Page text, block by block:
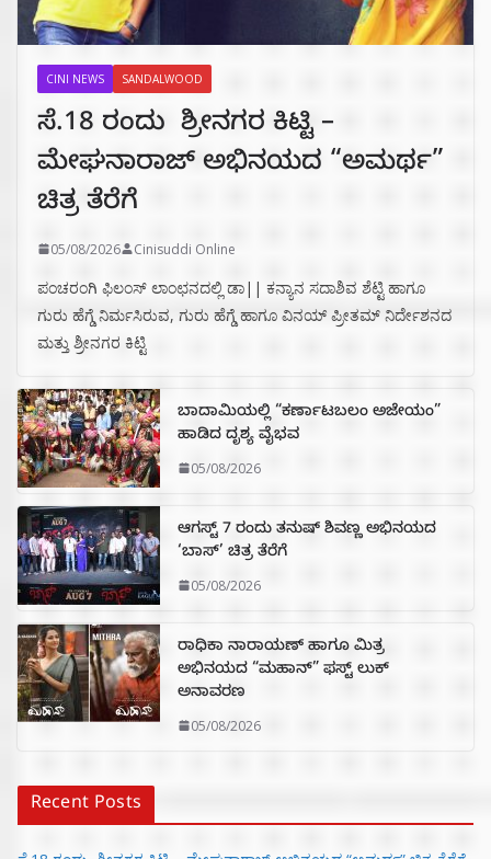
CINI NEWS SANDALWOOD
ಸೆ.18 ರಂದು ಶ್ರೀನಗರ ಕಿಟ್ಟಿ –
ಮೇಘನಾರಾಜ್ ಅಭಿನಯದ “ಅಮರ್ಥ”
ಚಿತ್ರ ತೆರೆಗೆ
05/08/2026 Cinisuddi Online
ಪಂಚರಂಗಿ ಫಿಲಂಸ್ ಲಾಂಛನದಲ್ಲಿ ಡಾ|| ಕನ್ಯಾನ ಸದಾಶಿವ ಶೆಟ್ಟಿ ಹಾಗೂ
ಗುರು ಹೆಗ್ಡೆ ನಿರ್ಮಸಿರುವ, ಗುರು ಹೆಗ್ಡೆ ಹಾಗೂ ವಿನಯ್ ಪ್ರೀತಮ್ ನಿರ್ದೇಶನದ
ಮತ್ತು ಶ್ರೀನಗರ ಕಿಟ್ಟಿ
ಬಾದಾಮಿಯಲ್ಲಿ “ಕರ್ಣಾಟಬಲಂ ಅಜೇಯಂ”
ಹಾಡಿದ ದೃಶ್ಯ ವೈಭವ
05/08/2026
ಆಗಸ್ಟ್ 7 ರಂದು ತನುಷ್ ಶಿವಣ್ಣ ಅಭಿನಯದ
‘ಬಾಸ್’ ಚಿತ್ರ ತೆರೆಗೆ
05/08/2026
ರಾಧಿಕಾ ನಾರಾಯಣ್ ಹಾಗೂ ಮಿತ್ರ
ಅಭಿನಯದ “ಮಹಾನ್” ಫಸ್ಟ್ ಲುಕ್
ಅನಾವರಣ
05/08/2026
Recent Posts